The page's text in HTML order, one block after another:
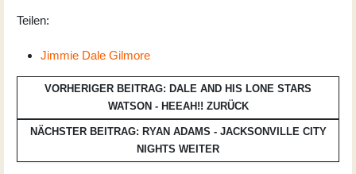
Teilen:
Jimmie Dale Gilmore
VORHERIGER BEITRAG: DALE AND HIS LONE STARS
WATSON - HEEAH!! ZURÜCK
NÄCHSTER BEITRAG: RYAN ADAMS - JACKSONVILLE CITY
NIGHTS WEITER